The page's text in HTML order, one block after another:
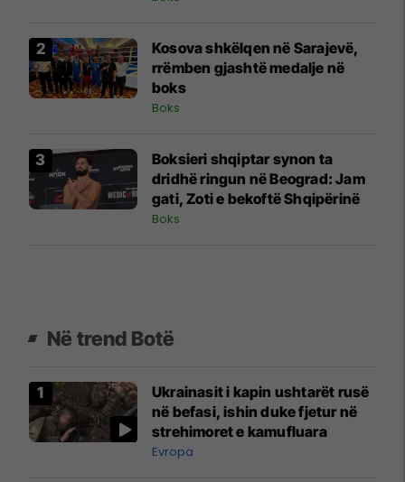
Kosova shkëlqen në Sarajevë,
rrëmben gjashtë medalje në
boks
Boks
Boksieri shqiptar synon ta
dridhë ringun në Beograd: Jam
gati, Zoti e bekoftë Shqipërinë
Boks
Në trend Botë
Ukrainasit i kapin ushtarët rusë
në befasi, ishin duke fjetur në
strehimoret e kamufluara
Evropa